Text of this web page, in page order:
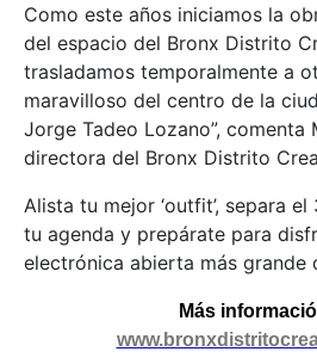
Como este años iniciamos la
del espacio del Bronx Distrito
trasladamos temporalmente a
maravilloso del centro de la
Jorge Tadeo Lozano”, comenta
directora del Bronx Distrito
Alista tu mejor ‘outfit’, separa
tu agenda y prepárate para
electrónica abierta más grande
Más